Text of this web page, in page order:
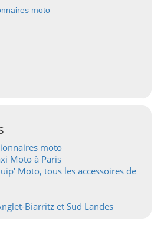
moto
moto
Moto à Paris
Moto, tous les accessoires de
Biarritz et Sud Landes